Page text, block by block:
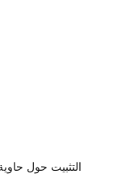
التثبيت حول